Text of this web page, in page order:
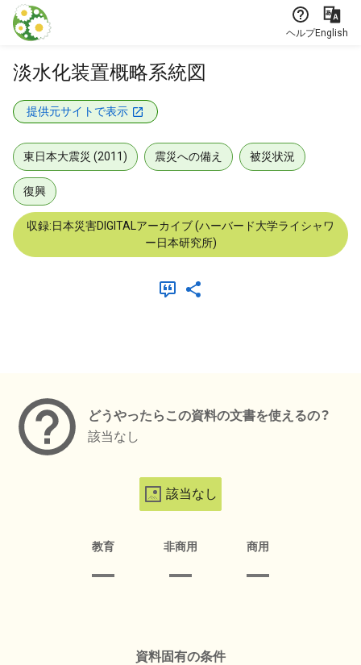
本文に飛ぶ
ヘルプEnglish
淡水化装置概略系統図
提供元サイトで表示
東日本大震災 (2011) 震災への備え 被災状況
復興
収録:日本災害DIGITALアーカイブ (ハーバード大学ライシャワ
ー日本研究所)
どうやったらこの資料の文書を使えるの？
該当なし
該当なし
教育 非商用 商用
資料固有の条件